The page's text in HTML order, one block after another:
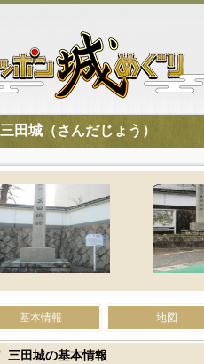
三田城（さんだじょう）
基本情報 地図
三田城の基本情報